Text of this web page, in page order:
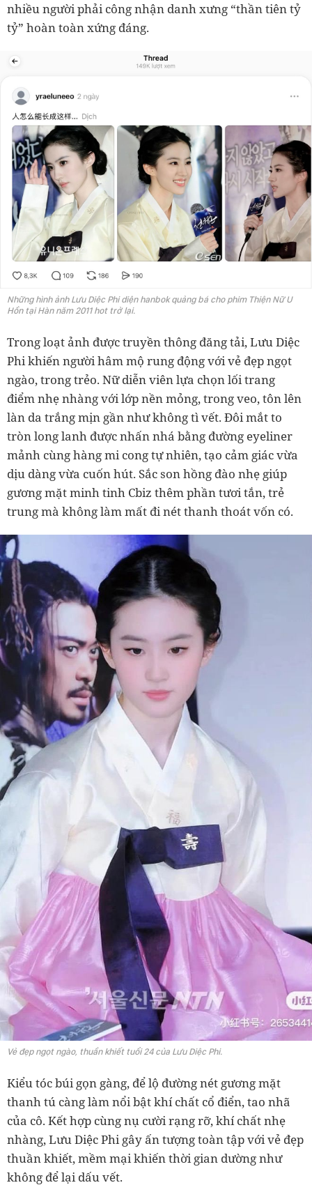
nhiều người phải công nhận danh xưng “thần tiên tỷ
tỷ” hoàn toàn xứng đáng.
Những hình ảnh Lưu Diệc Phi diện hanbok quảng bá cho phim Thiện Nữ U
Hồn tại Hàn năm 2011 hot trở lại.
Trong loạt ảnh được truyền thông đăng tải, Lưu Diệc
Phi khiến người hâm mộ rung động với vẻ đẹp ngọt
ngào, trong trẻo. Nữ diễn viên lựa chọn lối trang
điểm nhẹ nhàng với lớp nền mỏng, trong veo, tôn lên
làn da trắng mịn gần như không tì vết. Đôi mắt to
tròn long lanh được nhấn nhá bằng đường eyeliner
mảnh cùng hàng mi cong tự nhiên, tạo cảm giác vừa
dịu dàng vừa cuốn hút. Sắc son hồng đào nhẹ giúp
gương mặt minh tinh Cbiz thêm phần tươi tắn, trẻ
trung mà không làm mất đi nét thanh thoát vốn có.
Vẻ đẹp ngọt ngào, thuần khiết tuổi 24 của Lưu Diệc Phi.
Kiểu tóc búi gọn gàng, để lộ đường nét gương mặt
thanh tú càng làm nổi bật khí chất cổ điển, tao nhã
của cô. Kết hợp cùng nụ cười rạng rỡ, khí chất nhẹ
nhàng, Lưu Diệc Phi gây ấn tượng toàn tập với vẻ đẹp
thuần khiết, mềm mại khiến thời gian dường như
không để lại dấu vết.